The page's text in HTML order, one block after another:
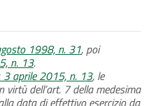
1998, n. 31, poi
n. 13.
3 aprile 2015, n. 13, le
dell’art. 7 della medesima
data di effettivo esercizio da